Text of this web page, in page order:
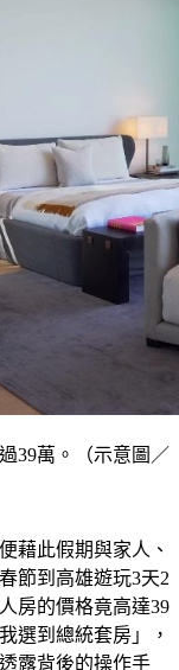
39萬。（示意圖／
藉此假期與家人、
節到高雄遊玩3天2
房的價格竟高達39
選到總統套房」，